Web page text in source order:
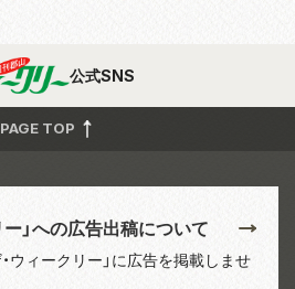
公式SNS
PAGE TOP
ー」への広告出稿について
ウィークリー」に広告を掲載しませ